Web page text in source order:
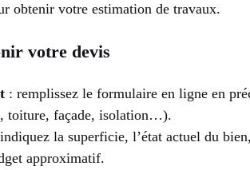
obtenir votre estimation de travaux.
votre devis
: remplissez le formulaire en ligne en
toiture, façade, isolation…).
la superficie, l’état actuel du
approximatif.